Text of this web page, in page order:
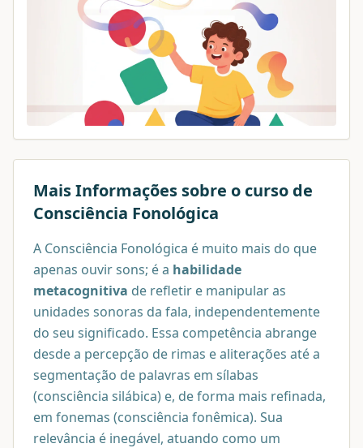
Mais Informações sobre o curso de
Consciência Fonológica
A Consciência Fonológica é muito mais do que
apenas ouvir sons; é a habilidade
metacognitiva de refletir e manipular as
unidades sonoras da fala, independentemente
do seu significado. Essa competência abrange
desde a percepção de rimas e aliterações até a
segmentação de palavras em sílabas
(consciência silábica) e, de forma mais refinada,
em fonemas (consciência fonêmica). Sua
relevância é inegável, atuando como um